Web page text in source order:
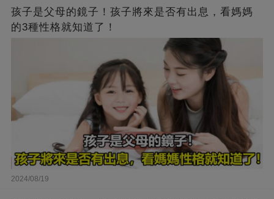
孩子是父母的鏡子！孩子將來是否有出息，看媽媽
的3種性格就知道了！
2024/08/19